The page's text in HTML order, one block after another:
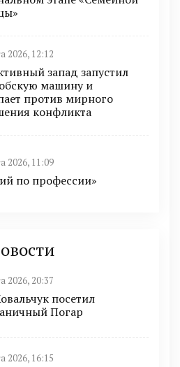
2026, 12:12
запад запустил
машину и
против мирного
конфликта
2026, 11:09
по профессии»
2026, 20:37
посетил
Погар
2026, 16:15